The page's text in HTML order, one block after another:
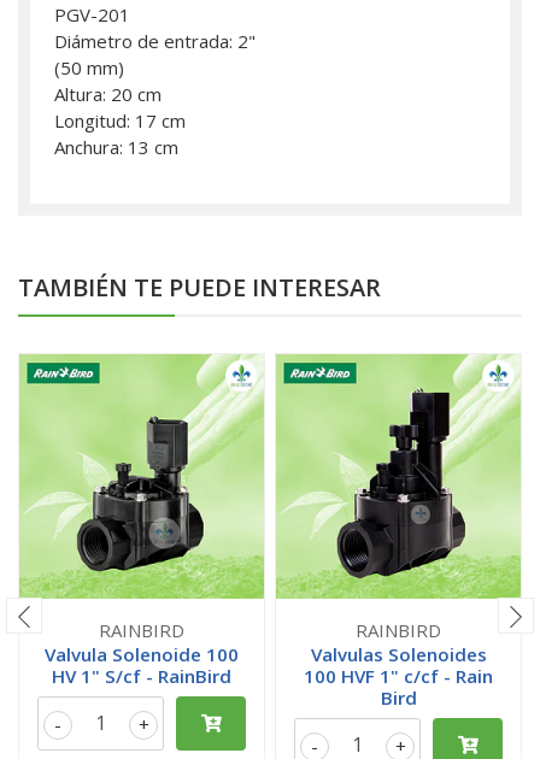
PGV-201
Diámetro de entrada: 2"
(50 mm)
Altura: 20 cm
Longitud: 17 cm
Anchura: 13 cm
TAMBIÉN TE PUEDE INTERESAR
RAINBIRD
Valvula Solenoide 100
HV 1" S/cf - RainBird
+
-
RAINBIRD
Valvulas Solenoides
100 HVF 1" c/cf - Rain
Bird
+
-